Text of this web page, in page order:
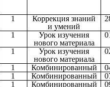
1
Коррекция знаний
и умений
1
Урок изучения
нового материала
1
Урок изучения
нового материала
1 Комбинированный
1 Комбинированный
1 Комбинированный